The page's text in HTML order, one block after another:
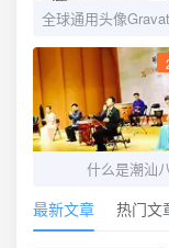
什么是潮汕
最新文章 热门文